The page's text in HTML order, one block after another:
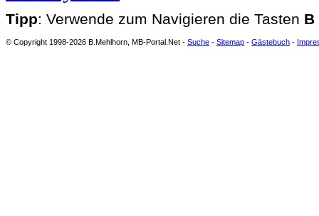
Tipp: Verwende zum Navigieren die Tasten B
© Copyright 1998-2026 B.Mehlhorn, MB-Portal.Net - Suche - Sitemap - Gästebuch -